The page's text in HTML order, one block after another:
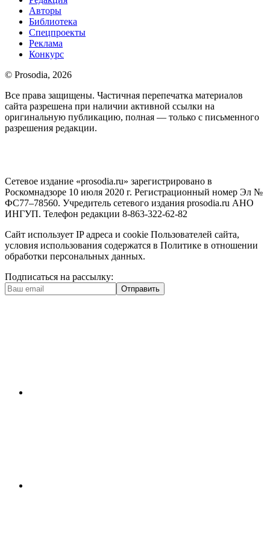
Авторы
Библиотека
Спецпроекты
Реклама
Конкурс
© Prosodia, 2026
Все права защищены. Частичная перепечатка материалов
сайта разрешена при наличии активной ссылки на
оригинальную публикацию, полная — только с письменного
разрешения редакции.
Сетевое издание «prosodia.ru» зарегистрировано в
Роскомнадзоре 10 июля 2020 г. Регистрационный номер Эл №
ФС77–78560. Учредитель сетевого издания prosodia.ru АНО
ИНГУП. Телефон редакции 8-863-322-62-82
Сайт использует IP адреса и cookie Пользователей сайта,
условия использования содержатся в Политике в отношении
обработки персональных данных.
Подписаться на рассылку:
Отправить